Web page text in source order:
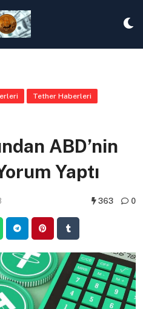
Tether Haberleri
ABD’nin
Yaptı
363 0